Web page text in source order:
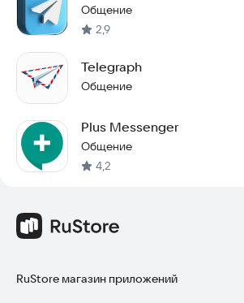
Общение
2,9
Telegraph
Общение
Plus Messenger
Общение
4,2
RuStore магазин приложений